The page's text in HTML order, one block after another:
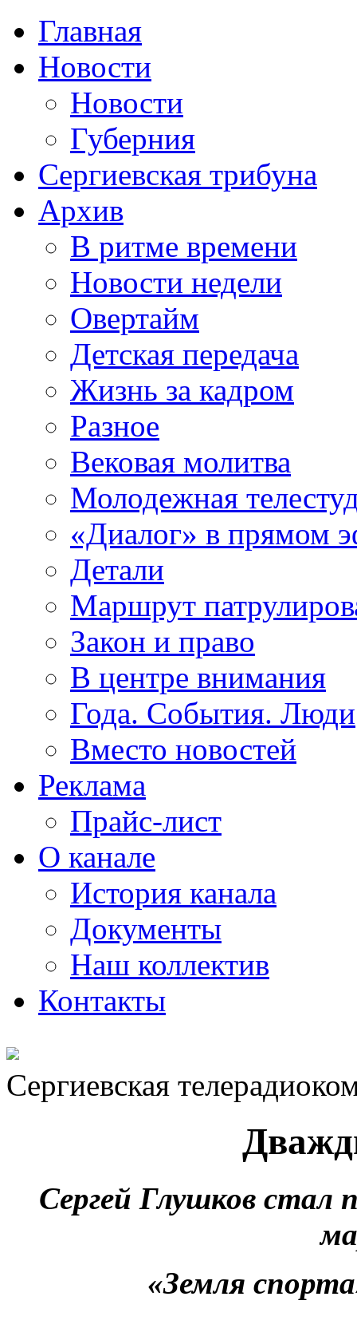
Главная
Новости
Новости
Губерния
Сергиевская трибуна
Архив
В ритме времени
Новости недели
Овертайм
Детская передача
Жизнь за кадром
Разное
Вековая молитва
Молодежная
«Диалог» в прямом
Детали
Маршрут
Закон и право
В центре внимания
Года. События. Люди
Вместо новостей
Реклама
Прайс-лист
О канале
История канала
Документы
Наш коллектив
Контакты
Сергиевская
Сергей Глушков стал
«Земля